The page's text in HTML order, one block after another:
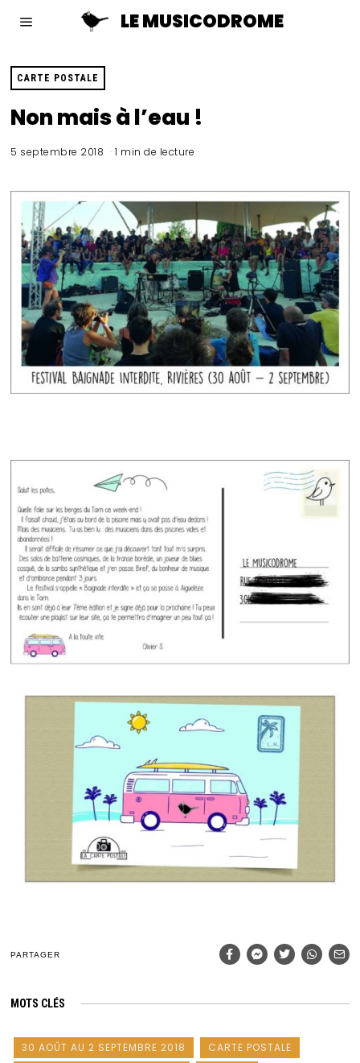
LE MUSICODROME
CARTE POSTALE
Non mais à l’eau !
5 septembre 2018 1 min de lecture
PARTAGER
MOTS CLÉS
30 AOÛT AU 2 SEPTEMBRE 2018
CARTE POSTALE